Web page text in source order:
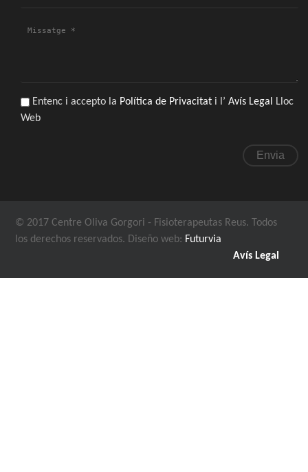
LOPD
Entenc i accepto la Política de Privacitat i l’Avís Legal
Lloc
Web
© 2017 Centre Oliva Gorgori - Fisioterapeutas Reus. Todos
los derechos reservados. Diseño web: Futurvia
Avís Legal